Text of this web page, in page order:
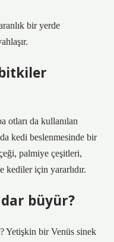
bir yerde
otları da kullanılan
kedi beslenmesinde bir
palmiye çeşitleri,
kediler için yararlıdır.
büyür?
Yetişkin bir Venüs sinek